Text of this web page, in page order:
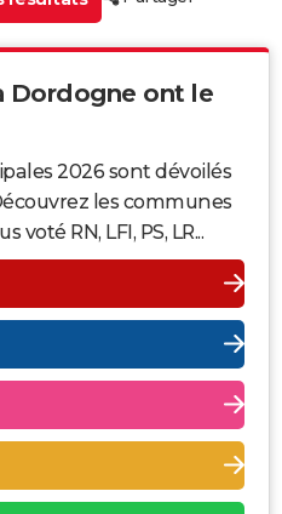
Dordogne ont le
2026 sont dévoilés
les communes
RN, LFI, PS, LR...